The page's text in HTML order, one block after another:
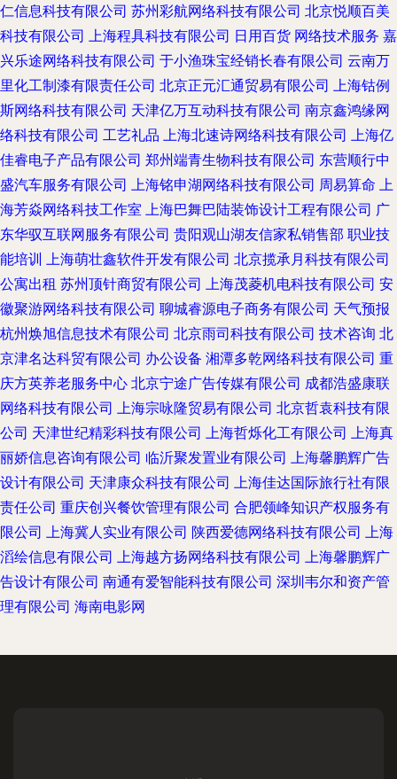
仁信息科技有限公司 苏州彩航网络科技有限公司 北京悦顺百美
科技有限公司 上海程具科技有限公司 日用百货 网络技术服务 嘉
兴乐途网络科技有限公司 于小渔珠宝经销长春有限公司 云南万
里化工制漆有限责任公司 北京正元汇通贸易有限公司 上海钴例
斯网络科技有限公司 天津亿万互动科技有限公司 南京鑫鸿缘网
络科技有限公司 工艺礼品 上海北速诗网络科技有限公司 上海亿
佳睿电子产品有限公司 郑州端青生物科技有限公司 东营顺行中
盛汽车服务有限公司 上海铭申湖网络科技有限公司 周易算命 上
海芳焱网络科技工作室 上海巴舞巴陆装饰设计工程有限公司 广
东华驭互联网服务有限公司 贵阳观山湖友信家私销售部 职业技
能培训 上海萌壮鑫软件开发有限公司 北京揽承月科技有限公司
公寓出租 苏州顶针商贸有限公司 上海茂菱机电科技有限公司 安
徽聚游网络科技有限公司 聊城睿源电子商务有限公司 天气预报
杭州焕旭信息技术有限公司 北京雨司科技有限公司 技术咨询 北
京津名达科贸有限公司 办公设备 湘潭多乾网络科技有限公司 重
庆方英养老服务中心 北京宁途广告传媒有限公司 成都浩盛康联
网络科技有限公司 上海宗咏隆贸易有限公司 北京哲袁科技有限
公司 天津世纪精彩科技有限公司 上海哲烁化工有限公司 上海真
丽娇信息咨询有限公司 临沂聚发置业有限公司 上海馨鹏辉广告
设计有限公司 天津康众科技有限公司 上海佳达国际旅行社有限
责任公司 重庆创兴餐饮管理有限公司 合肥领峰知识产权服务有
限公司 上海冀人实业有限公司 陕西爱德网络科技有限公司 上海
滔绘信息有限公司 上海越方扬网络科技有限公司 上海馨鹏辉广
告设计有限公司 南通有爱智能科技有限公司 深圳韦尔和资产管
理有限公司 海南电影网